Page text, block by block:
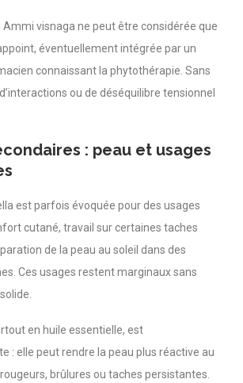
Ammi visnaga ne peut être considérée que
éventuellement intégrée par un
connaissant la phytothérapie. Sans
ou de déséquilibre tensionnel
: peau et usages
est parfois évoquée pour des usages
cutané, travail sur certaines taches
de la peau au soleil dans des
Ces usages restent marginaux sans
en huile essentielle, est
: elle peut rendre la peau plus réactive au
brûlures ou taches persistantes.